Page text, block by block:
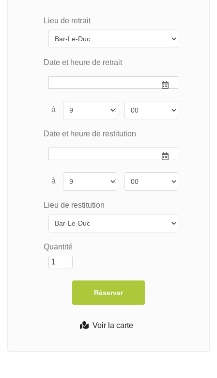
Voir la carte
Lieu de retrait
Date et heure de retrait
à :
Date et heure de restitution
à :
Lieu de restitution
Quantité